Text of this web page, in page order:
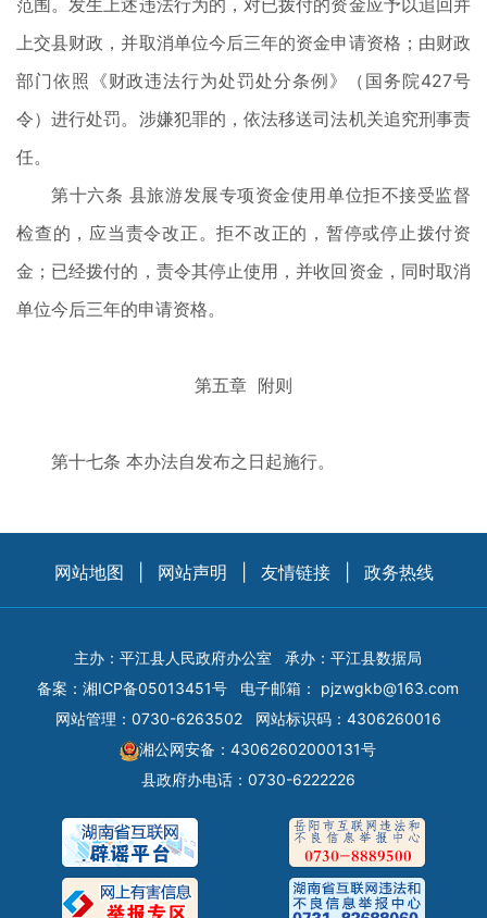
范围。发生上述违法行为的，对已拨付的资金应予以追回并
上交县财政，并取消单位今后三年的资金申请资格；由财政
部门依照《财政违法行为处罚处分条例》（国务院427号
令）进行处罚。涉嫌犯罪的，依法移送司法机关追究刑事责
任。
第十六条 县旅游发展专项资金使用单位拒不接受监督
检查的，应当责令改正。拒不改正的，暂停或停止拨付资
金；已经拨付的，责令其停止使用，并收回资金，同时取消
单位今后三年的申请资格。
第五章 附则
第十七条 本办法自发布之日起施行。
网站地图 网站声明 友情链接 政务热线
主办：平江县人民政府办公室
承办：平江县数据局
备案： 湘ICP备05013451号 电子邮箱： pjzwgkb@163.com
网站管理：0730-6263502
网站标识码：4306260016
湘公网安备：43062602000131号
县政府办电话：0730-6222226